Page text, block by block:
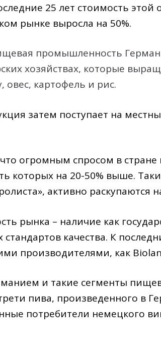
25 лет стоимость
рынке выросла на 50%.
промышленность
хозяйствах, которые
овес, картофель и рис.
затем поступает на
огромным спросом в стране
которых на 20-50% выше.
активно раскупаются
рынка – наличие как
качества. К
производителями, как
и такие сегменты
пива, произведенного в
потребители немецкого